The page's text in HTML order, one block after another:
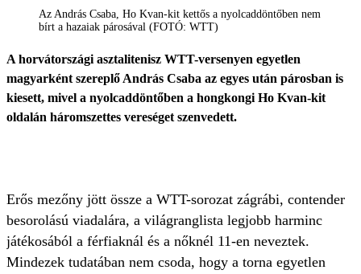
Az András Csaba, Ho Kvan-kit kettős a nyolcaddöntőben nem
bírt a hazaiak párosával (FOTÓ: WTT)
A horvátországi asztalitenisz WTT-versenyen egyetlen
magyarként szereplő András Csaba az egyes után párosban is
kiesett, mivel a nyolcaddöntőben a hongkongi Ho Kvan-kit
oldalán háromszettes vereséget szenvedett.
Erős mezőny jött össze a WTT-sorozat zágrábi, contender
besorolású viadalára, a világranglista legjobb harminc
játékosából a férfiaknál és a nőknél 11-en neveztek.
Mindezek tudatában nem csoda, hogy a torna egyetlen